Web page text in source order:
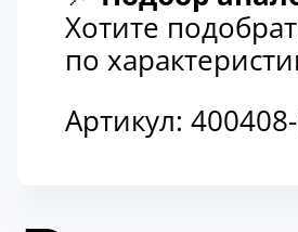
Хотите
по
Артикул: